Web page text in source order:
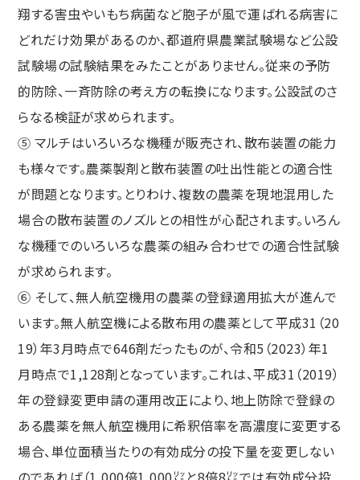
翔する害虫やいもち病菌など胞子が風で運ばれる病害に
どれだけ効果があるのか、都道府県農業試験場など公設
試験場の試験結果をみたことがありません。従来の予防
的防除、一斉防除の考え方の転換になります。公設試のさ
らなる検証が求められます。
⑤ マルチはいろいろな機種が販売され、散布装置の能力
も様々です。農薬製剤と散布装置の吐出性能との適合性
が問題となります。とりわけ、複数の農薬を現地混用した
場合の散布装置のノズルとの相性が心配されます。いろん
な機種でのいろいろな農薬の組み合わせでの適合性試験
が求められます。
⑥ そして、無人航空機用の農薬の登録適用拡大が進んで
います。無人航空機による散布用の農薬として平成31（20
19）年3月時点で646剤だったものが、令和5（2023）年1
月時点で1,128剤となっています。これは、平成31（2019）
年の登録変更申請の運用改正により、地上防除で登録の
ある農薬を無人航空機用に希釈倍率を高濃度に変更する
場合、単位面積当たりの有効成分の投下量を変更しない